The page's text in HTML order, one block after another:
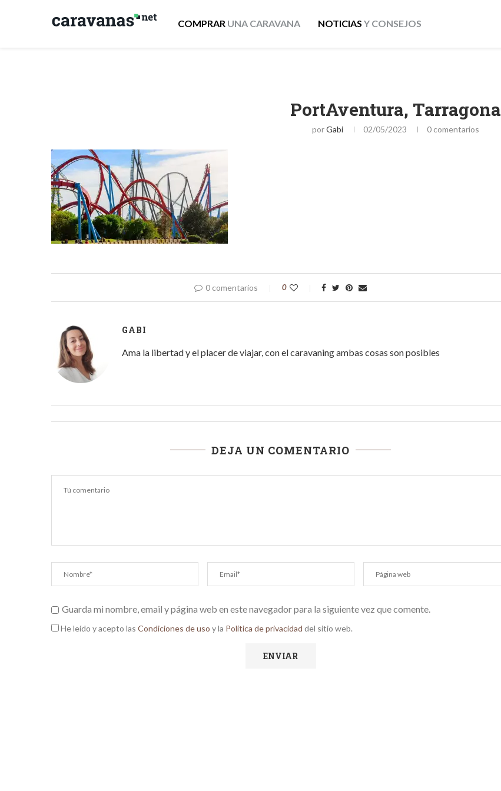
COMPRAR UNA CARAVANA NOTICIAS Y CONSEJOS
PortAventura, Tarragona
porGabi 02/05/2023 0 comentarios
0 comentarios 0
GABI
Ama la libertad y el placer de viajar, con el caravaning ambas cosas son posibles
DEJA UN COMENTARIO
Guarda mi nombre, email y página web en este navegador para la siguiente vez que comente.
He leído y acepto las Condiciones de uso y la Política de privacidad del sitio web.